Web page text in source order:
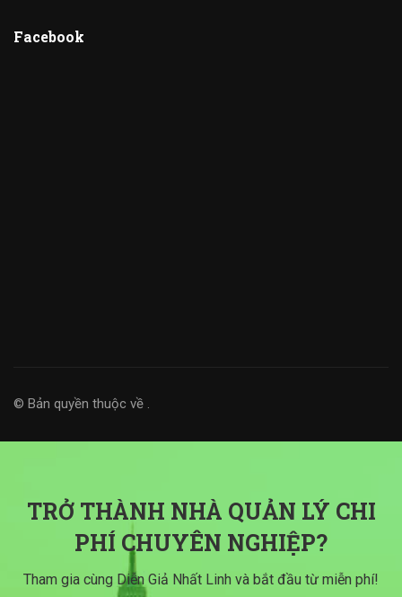
Facebook
© Bản quyền thuộc về .
TRỞ THÀNH NHÀ QUẢN LÝ CHI
PHÍ CHUYÊN NGHIỆP?
Tham gia cùng Diễn Giả Nhất Linh và bắt đầu từ miễn phí!